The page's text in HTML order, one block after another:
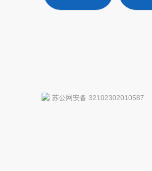
苏公网安备 32102302010587